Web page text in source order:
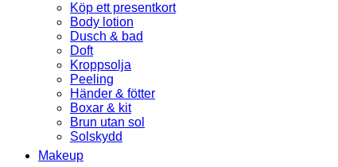
Köp ett presentkort
Body lotion
Dusch & bad
Doft
Kroppsolja
Peeling
Händer & fötter
Boxar & kit
Brun utan sol
Solskydd
Makeup